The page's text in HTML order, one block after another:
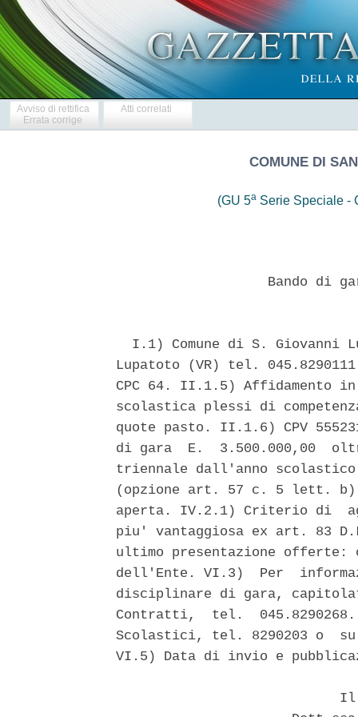
Avviso di rettifica
Errata corrige
Atti correlati
COMUNE DI
(GU 5a Serie Speciale -
Bando di
I.1) Comune di S. Giovanni
Lupatoto (VR) tel.
CPC 64. II.1.5) Affidamento
scolastica plessi di
quote pasto. II.1.6) CPV
di gara  E.  3.500.000,00
triennale dall'anno scolastico
(opzione art. 57 c. 5 lett. b)
aperta. IV.2.1) Criterio di
piu' vantaggiosa ex art. 83
ultimo presentazione
dell'Ente. VI.3)  Per
disciplinare di gara,
Contratti,  tel.
Scolastici, tel. 8290203 o  su
VI.5) Data di invio e